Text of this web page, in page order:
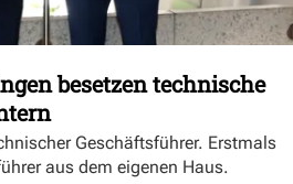
besetzen technische
Geschäftsführer. Erstmals
aus dem eigenen Haus.